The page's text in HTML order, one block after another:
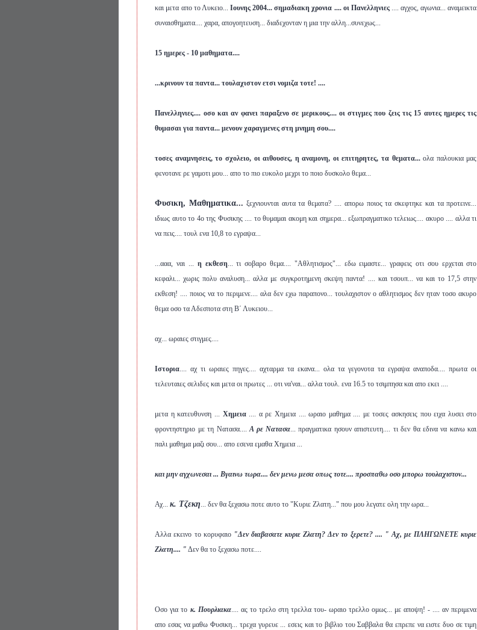
και μετα απο το Λυκειο... Ιουνης 2004... σημαδιακη χρονια .... οι Πανελληνιες.... αγχος, αγωνια... αναμεικτα
συναισθηματα.... χαρα, απογοητευση... διαδεχονταν η μια την αλλη...συνεχως...
15 ημερες - 10 μαθηματα....
...κρινουν τα παντα...τουλαχιστον ετσι νομιζα τοτε! ....
Πανελληνιες.... οσο και αν φανει παραξενο σε μερικους.... οι στιγμες που ζεις τις 15 αυτες ημερες τις
θυμασαι για παντα... μενουν χαραγμενες στη μνημη σου....
τοσες αναμνησεις, το σχολειο, οι αιθουσες, η αναμονη, οι επιτηρητες, τα θεματα...ολα παλουκια μας
φενοτανε ρε γαμοτι μου... απο το πιο ευκολο μεχρι το ποιο δυσκολο θεμα...
Φυσικη, Μαθηματικα... ξεχνιουνται αυτα τα θεματα? .... απορω ποιος τα σκεφτηκε και τα προτεινε...
ιδιως αυτο το 4ο της Φυσικης .... το θυμαμαι ακομη και σημερα... εξωπραγματικο τελειως.... ακυρο .... αλλα τι
να πεις.... τουλ ενα 10,8 το εγραψα...
...ααα, ναι ... η εκθεση... τι σοβαρο θεμα.... "Αθλητισμος"... εδω ειμαστε... γραφεις οτι σου ερχεται στο
κεφαλι... χωρις πολυ αναλυση... αλλα με συγκροτημενη σκεψη παντα! .... και τσουπ... να και το 17,5 στην
εκθεση! .... ποιος να το περιμενε.... αλα δεν εχω παραπονο... τουλαχιστον ο αθλητισμος δεν ηταν τοσο ακυρο
θεμα οσο τα Αδεσποτα στη Β΄ Λυκειου...
αχ... ωραιες στιγμες....
Ιστορια.... αχ τι ωραιες πηγες.... αχταρμα τα εκανα... ολα τα γεγονοτα τα εγραψα αναποδα.... πρωτα οι
τελευταιες σελιδες και μετα οι πρωτες ... οτι να'ναι... αλλα τουλ. ενα 16.5 το τσιμπησα και απο εκει ....
μετα η κατευθυνση ... Χημεια.... α ρε Χημεια .... ωραιο μαθημα .... με τοσες ασκησεις που ειχα λυσει στο
φροντηστηριο με τη Νατασα....Α ρε Νατασα... πραγματικα ησουν απιστευτη.... τι δεν θα εδινα να κανω και
παλι μαθημα μαζι σου... απο εσενα εμαθα Χημεια ...
και μην αγχωνεσαι... Βγαινω τωρα.... δεν μενω μεσα οπως τοτε.... προσπαθω οσο μπορω τουλαχιστον...
Αχ...κ. Τζεκη... δεν θα ξεχασω ποτε αυτο το "Κυριε Ζλατη..." που μου λεγατε ολη την ωρα...
Αλλα εκεινο το κορυφαιο "Δεν διαβασατε κυριε Ζλατη? Δεν το ξερετε? .... " Αχ, με ΠΛΗΓΩΝΕΤΕ κυριε
Ζλατη.... " Δεν θα το ξεχασω ποτε....
Οσο για το κ. Πουρλιακα.... ας το τρελο στη τρελλα του- ωραιο τρελλο ομως... με αποψη! - .... αν περιμενα
απο εσας να μαθω Φυσικη... τρεχα γυρευε ... εσεις και το βιβλιο του Σαββαλα θα επρεπε να ειστε δυο σε τιμη